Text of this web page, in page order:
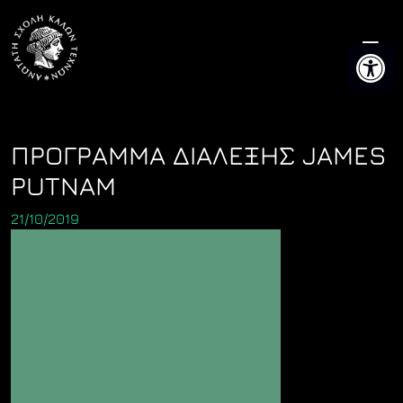
content
ΠΡΟΓΡΑΜΜΑ ΔΙΑΛΕΞΗΣ JAMES
PUTNAM
21/10/2019